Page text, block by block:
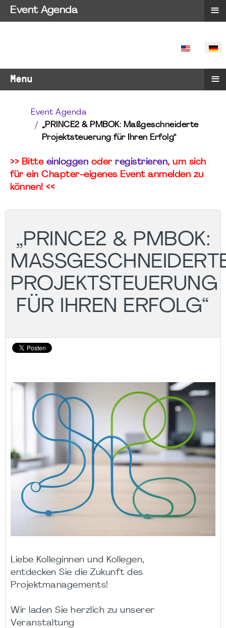
SPRACHE
Menu ≡
Event Agenda
„PRINCE2 & PMBOK: Maßgeschneiderte
Projektsteuerung für Ihren Erfolg“
>> Bitte einloggen oder registrieren, um sich
für ein Chapter-eigenes Event anmelden zu
können! <<
„PRINCE2 & PMBOK:
MASSGESCHNEIDERTE
ROJEKTSTEUERUNG F
ÜR IHREN ERFOLG“
Liebe Kolleginnen und Kollegen,
entdecken Sie die Zukunft des
Projektmanagements!
Wir laden Sie herzlich zu unserer
Veranstaltung
Event Agenda ≡